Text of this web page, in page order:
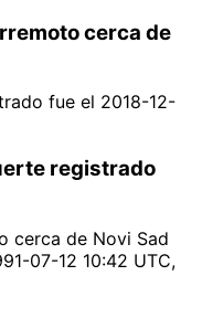
cerca de
fue el 2018-12-
registrado
cerca de Novi Sad
07-12 10:42 UTC,